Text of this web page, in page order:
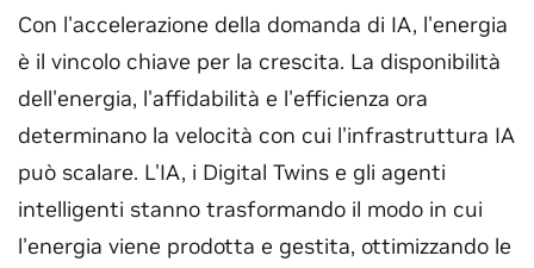
Con l'accelerazione della domanda di IA, l'energia
è il vincolo chiave per la crescita. La disponibilità
dell'energia, l'affidabilità e l'efficienza ora
determinano la velocità con cui l'infrastruttura IA
può scalare. L'IA, i Digital Twins e gli agenti
intelligenti stanno trasformando il modo in cui
l'energia viene prodotta e gestita, ottimizzando le